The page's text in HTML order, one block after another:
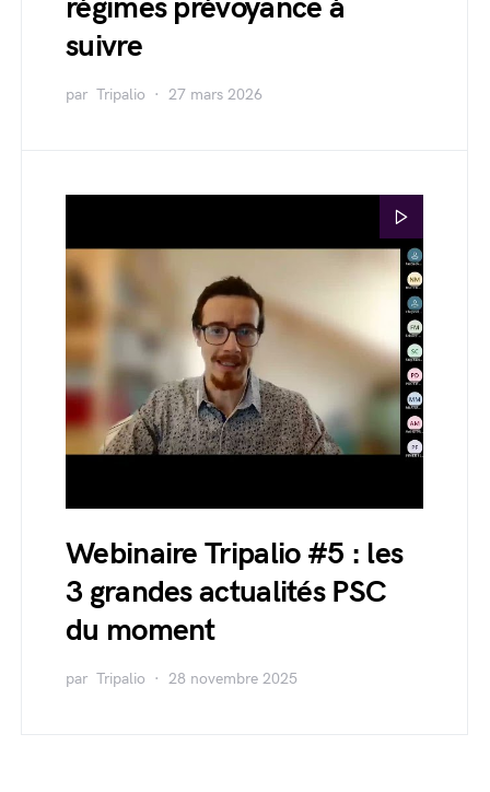
régimes prévoyance à
suivre
par Tripalio 27 mars 2026
Webinaire Tripalio #5 : les
3 grandes actualités PSC
du moment
par Tripalio 28 novembre 2025